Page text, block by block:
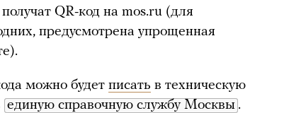
QR-код на mos.ru (для
предусмотрена упрощенная
можно будет писать в техническую
единую справочную службу Москвы .